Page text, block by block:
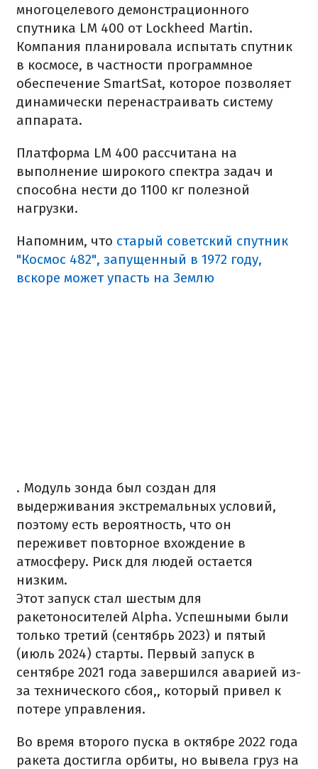
многоцелевого демонстрационного
спутника LM 400 от Lockheed Martin.
Компания планировала испытать спутник
в космосе, в частности программное
обеспечение SmartSat, которое позволяет
динамически перенастраивать систему
аппарата.
Платформа LM 400 рассчитана на
выполнение широкого спектра задач и
способна нести до 1100 кг полезной
нагрузки.
Напомним, что старый советский спутник
"Космос 482", запущенный в 1972 году,
вскоре может упасть на Землю
. Модуль зонда был создан для
выдерживания экстремальных условий,
поэтому есть вероятность, что он
переживет повторное вхождение в
атмосферу. Риск для людей остается
низким.
Этот запуск стал шестым для
ракетоносителей Alpha. Успешными были
только третий (сентябрь 2023) и пятый
(июль 2024) старты. Первый запуск в
сентябре 2021 года завершился аварией из-
за технического сбоя,, который привел к
потере управления.
Во время второго пуска в октябре 2022 года
ракета достигла орбиты, но вывела груз на